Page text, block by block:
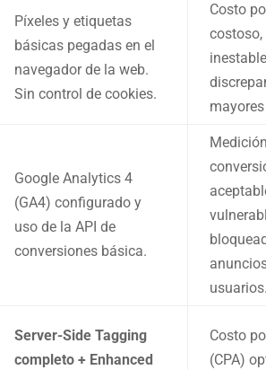
Píxeles y etiquetas
básicas pegadas en el
navegador de la web.
Sin control de cookies.
Costo
Google Analytics 4
(GA4) configurado y
uso de la API de
conversiones básica.
usuarios.
Server-Side Tagging
completo + Enhanced
Costo
(CPA)